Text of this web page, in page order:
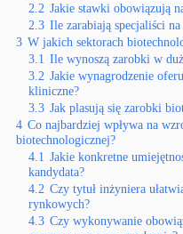
2.2 Jakie stawki obowiązują
2.3 Ile zarabiają specjaliści
3 W jakich sektorach
3.1 Ile wynoszą zarobki w
3.2 Jakie wynagrodzenie
kliniczne?
3.3 Jak plasują się zarobki
4 Co najbardziej wpływa na
biotechnologicznej?
4.1 Jakie konkretne
kandydata?
4.2 Czy tytuł inżyniera
rynkowych?
4.3 Czy wykonywanie